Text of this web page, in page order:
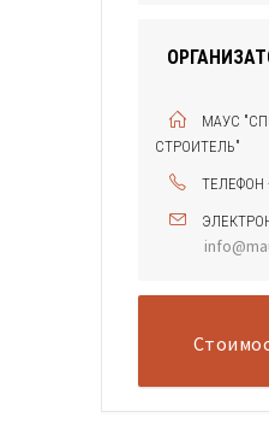
МАУС
СТРОИТЕЛЬ"
ТЕЛЕФОН